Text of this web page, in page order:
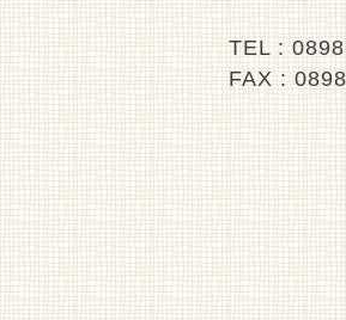
TEL :
FAX :